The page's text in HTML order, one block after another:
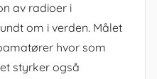
av radioer i
om i verden. Målet
hvor som
styrker også